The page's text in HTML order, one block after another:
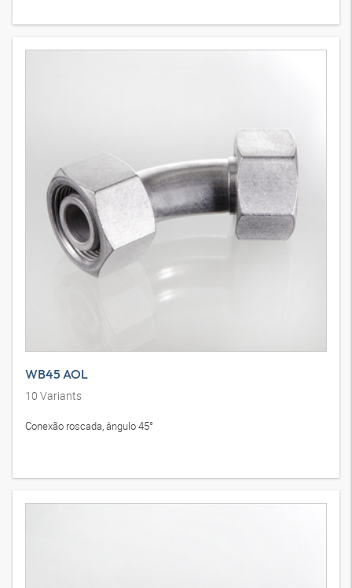
WB45 AOL
10 Variants
Conexão roscada, ângulo 45°